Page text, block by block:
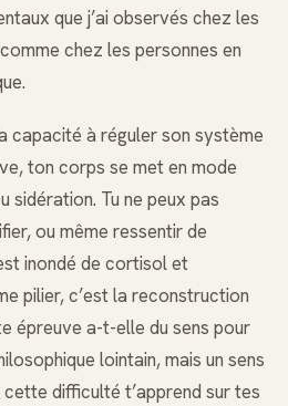
que j’ai observés chez les
chez les personnes en
capacité à réguler son système
ton corps se met en mode
sidération. Tu ne peux pas
ou même ressentir de
inondé de cortisol et
pilier, c’est la reconstruction
épreuve a-t-elle du sens pour
lointain, mais un sens
cette difficulté t’apprend sur tes